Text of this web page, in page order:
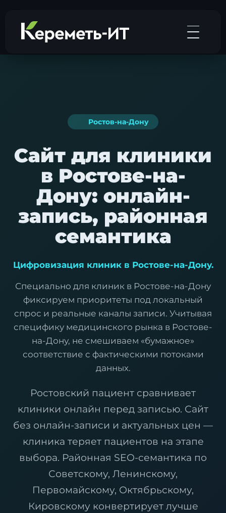
Ростов-на-Дону
Сайт для клиники
в Ростове-на-
Дону: онлайн-
запись, районная
семантика
Цифровизация клиник в Ростове-на-Дону.
Специально для клиник в Ростове-на-Дону
фиксируем приоритеты под локальный
спрос и реальные каналы записи. Учитывая
специфику медицинского рынка в Ростове-
на-Дону, не смешиваем «бумажное»
соответствие с фактическими потоками
данных.
Ростовский пациент сравнивает
клиники онлайн перед записью. Сайт
без онлайн-записи и актуальных цен —
клиника теряет пациентов на этапе
выбора. Районная SEO-семантика по
Советскому, Ленинскому,
Первомайскому, Октябрьскому,
Кировскому конвертирует лучше